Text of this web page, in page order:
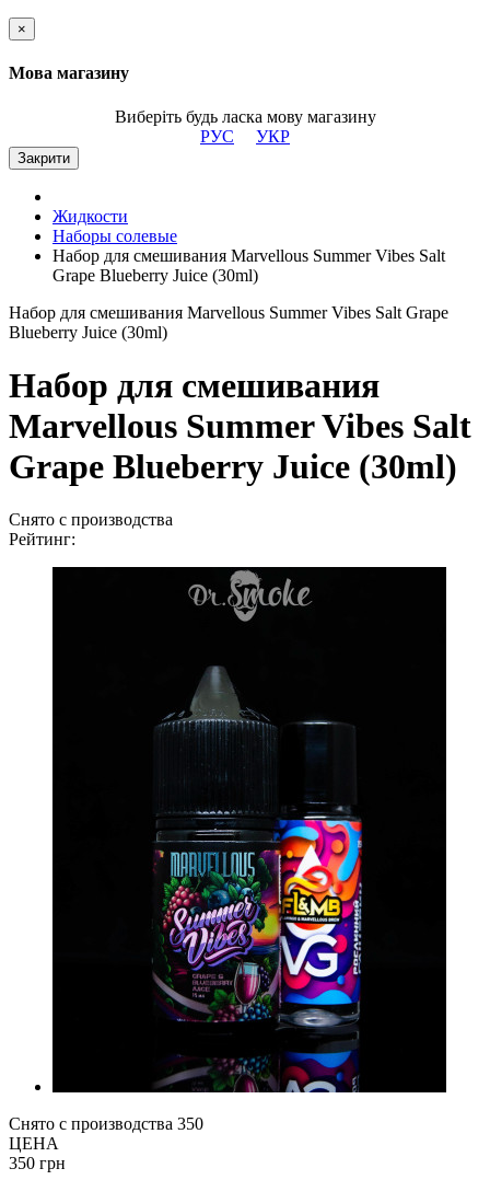
×
Мова магазину
Виберіть будь ласка мову магазину
РУС
УКР
Закрити
Жидкости
Наборы солевые
Набор для смешивания Marvellous Summer Vibes Salt
Grape Blueberry Juice (30ml)
Набор для смешивания Marvellous Summer Vibes Salt Grape
Blueberry Juice (30ml)
Набор для смешивания
Marvellous Summer Vibes Salt
Grape Blueberry Juice (30ml)
Снято с производства
Рейтинг:
Снято с производства 350
ЦЕНА
350 грн